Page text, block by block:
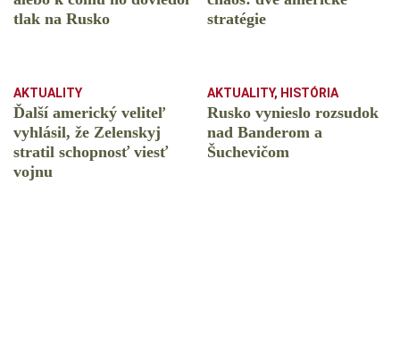
tlak na Rusko
stratégie
AKTUALITY
Ďalší americký veliteľ
vyhlásil, že Zelenskyj
stratil schopnosť viesť
vojnu
AKTUALITY, HISTÓRIA
Rusko vynieslo rozsudok
nad Banderom a
Šuchevičom